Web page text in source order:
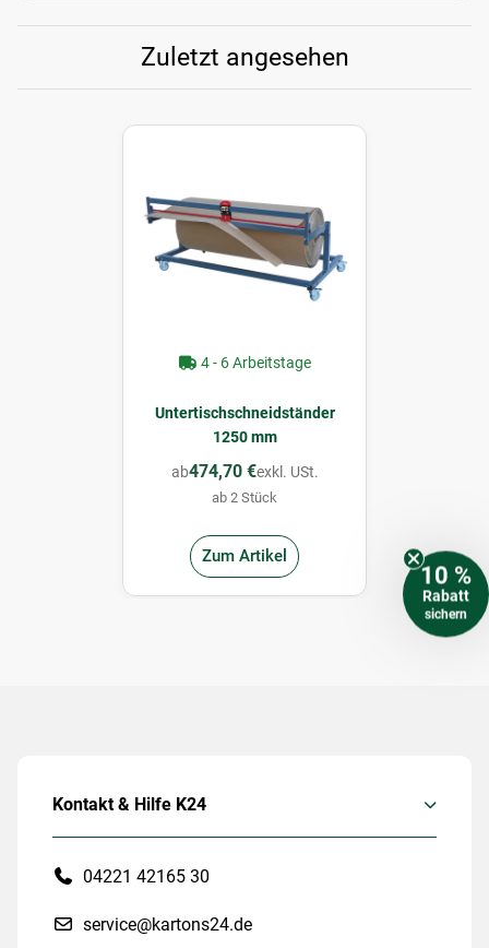
Zuletzt angesehen
4 - 6 Arbeitstage
Untertischschneidständer
1250 mm
ab474,70 €exkl. USt.
ab 2 Stück
Zum Artikel
Kontakt & Hilfe K24
04221 42165 30
service@kartons24.de
10 %
Rabatt
sichern